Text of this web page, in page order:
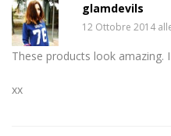
glamdevils
12 Ottobre 2014
These products look amazing.
xx